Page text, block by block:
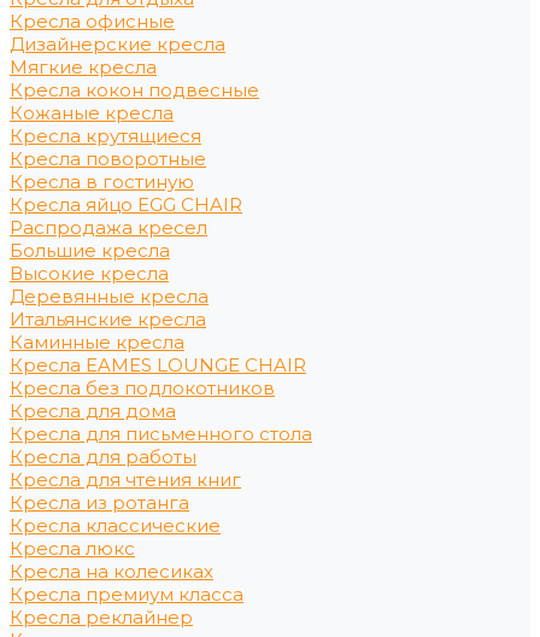
Кресла офисные
Дизайнерские кресла
Мягкие кресла
Кресла кокон подвесные
Кожаные кресла
Кресла крутящиеся
Кресла поворотные
Кресла в гостиную
Кресла яйцо EGG CHAIR
Распродажа кресел
Большие кресла
Высокие кресла
Деревянные кресла
Итальянские кресла
Каминные кресла
Кресла EAMES LOUNGE CHAIR
Кресла без подлокотников
Кресла для дома
Кресла для письменного стола
Кресла для работы
Кресла для чтения книг
Кресла из ротанга
Кресла классические
Кресла люкс
Кресла на колесиках
Кресла премиум класса
Кресла реклайнер